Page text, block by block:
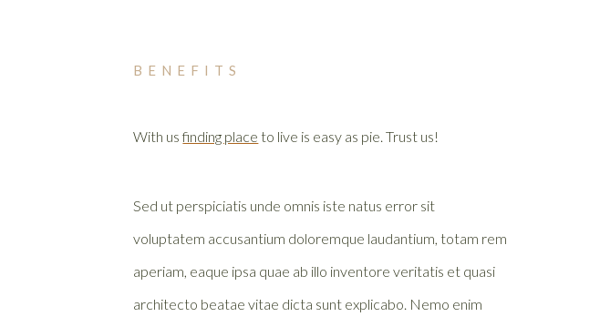
BENEFITS
With usfinding place to live is easy as pie. Trust us!
Sed ut perspiciatis unde omnis iste natus error sit
voluptatem accusantium doloremque laudantium, totam rem
aperiam, eaque ipsa quae ab illo inventore veritatis et quasi
architecto beatae vitae dicta sunt explicabo. Nemo enim